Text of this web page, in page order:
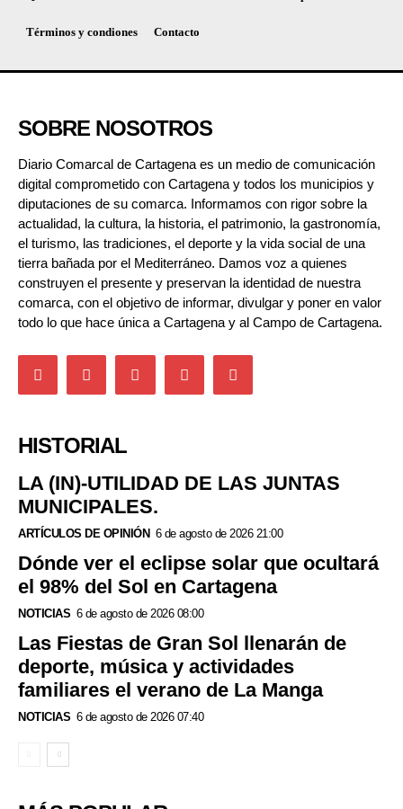
Términos y condiones Contacto
SOBRE NOSOTROS
Diario Comarcal de Cartagena es un medio de comunicación
digital comprometido con Cartagena y todos los municipios y
diputaciones de su comarca. Informamos con rigor sobre la
actualidad, la cultura, la historia, el patrimonio, la gastronomía,
el turismo, las tradiciones, el deporte y la vida social de una
tierra bañada por el Mediterráneo. Damos voz a quienes
construyen el presente y preservan la identidad de nuestra
comarca, con el objetivo de informar, divulgar y poner en valor
todo lo que hace única a Cartagena y al Campo de Cartagena.
HISTORIAL
LA (IN)-UTILIDAD DE LAS JUNTAS
MUNICIPALES.
ARTÍCULOS DE OPINIÓN 6 de agosto de 2026 21:00
Dónde ver el eclipse solar que ocultará
el 98% del Sol en Cartagena
NOTICIAS 6 de agosto de 2026 08:00
Las Fiestas de Gran Sol llenarán de
deporte, música y actividades
familiares el verano de La Manga
NOTICIAS 6 de agosto de 2026 07:40